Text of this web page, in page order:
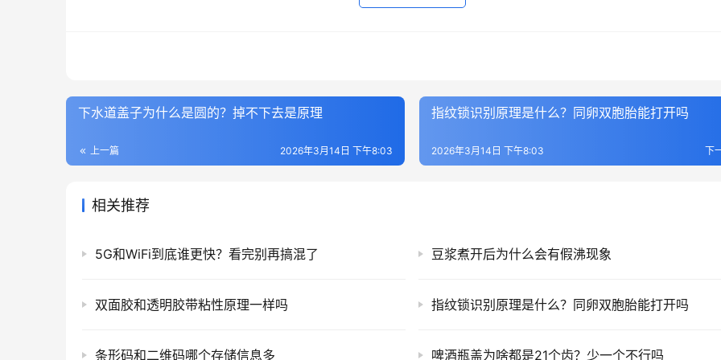
下水道盖子为什么是圆的？掉不下去是原理
上一篇 2026年3月14日 下午8:03
指纹锁识别原理是什么？同卵双胞胎能打开吗
下
2026年3月14日 下午8:03
相关推荐
5G和WiFi到底谁更快？看完别再搞混了 豆浆煮开后为什么会有假沸现象
双面胶和透明胶带粘性原理一样吗 指纹锁识别原理是什么？同卵双胞胎能打开吗
条形码和二维码哪个存储信息多 啤酒瓶盖为啥都是21个齿？少一个不行吗